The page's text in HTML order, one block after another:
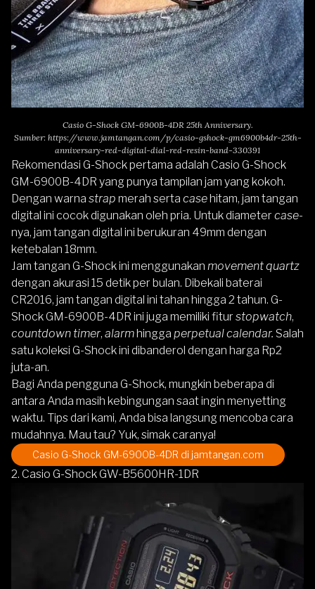
Casio G-Shock GM-6900B-4DR 25th Anniversary.
Sumber: https://www.jamtangan.com/p/casio-gshock-gm6900b4dr-25th-
anniversary-red-digital-dial-red-resin-band-330391
Rekomendasi G-Shock pertama adalah Casio G-Shock
GM-6900B-4DR yang punya tampilan jam yang kokoh.
Dengan warna strap merah serta casehitam, jam tangan
digital ini cocok digunakan oleh pria. Untuk diameter case-
nya, jam tangan digital ini berukuran 49mm dengan
ketebalan 18mm.
Jam tangan G-Shock ini menggunakan movement quartz
dengan akurasi 15 detik per bulan. Dibekali baterai
CR2016, jam tangan digital ini tahan hingga 2 tahun. G-
Shock GM-6900B-4DR ini juga memiliki fitur stopwatch,
countdown timer, alarmhingga perpetual calendar. Salah
satu koleksi G-Shock ini dibanderol dengan harga Rp2
juta-an.
Bagi Anda pengguna G-Shock, mungkin beberapa di
antara Anda masih kebingungan saat ingin menyetting
waktu. Tips dari kami, Anda bisa langsung mencoba cara
mudahnya. Mau tau? Yuk, simak caranya!
Casio G-Shock GM-6900B-4DR di jamtangan.com
2. Casio G-Shock GW-B5600HR-1DR